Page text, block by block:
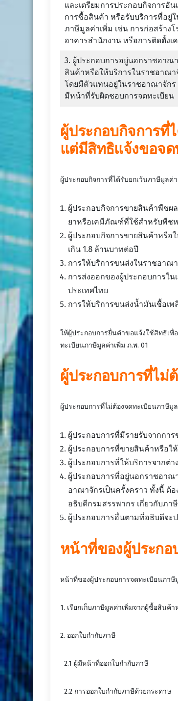
และเตรียมการประกอบกิจการอัน
การซื้อสินค้า หรือรับบริการที่อยู่ใ
ภาษีมูลค่าเพิ่ม เช่น การก่อสร้างโ
อาคารสำนักงาน หรือการติดตั้งเ
3. ผู้ประกอบการอยู่นอกราชอาณ
สินค้าหรือให้บริการในราชอาณา
โดยมีตัวแทนอยู่ในราชอาณาจักร
มีหน้าที่รับผิดชอบการจดทะเบียน
ผู้ประกอบกิจการที่
แต่มีสิทธิแจ้งขอจ
ผู้ประกอบกิจการที่ได้รับยกเว้นภาษีมูล
ผู้ประกอบกิจการขายสินค้าพืชผ
ยาหรือเคมีภัณฑ์ที่ใช้สำหรับพืช
ผู้ประกอบกิจการขายสินค้าหรือ
เกิน 1.8 ล้านบาทต่อปี
การให้บริการขนส่งในราชอาณ
การส่งออกของผู้ประกอบการใ
ประเทศไทย
การให้บริการขนส่งน้ำมันเชื้อเ
ให้ผู้ประกอบการยื่นคำขอแจ้งใช้สิทธิเ
ทะเบียนภาษีมูลค่าเพิ่ม ภ.พ. 01
ผู้ประกอบการที่ไม่
ผู้ประกอบการที่ไม่ต้องจดทะเบียนภาษีมู
ผู้ประกอบการที่มีรายรับจากกา
ผู้ประกอบการที่ขายสินค้าหรือใ
ผู้ประกอบการที่ให้บริการจากต่
ผู้ประกอบการที่อยู่นอกราชอาณ
อาณาจักรเป็นครั้งคราว ทั้งนี้ ต้
อธิบดีกรมสรรพากร เกี่ยวกับภา
ผู้ประกอบการอื่นตามที่อธิบดีจะ
หน้าที่ของผู้ประกอ
หน้าที่ของผู้ประกอบการจดทะเบียนภาษี
1. เรียกเก็บภาษีมูลค่าเพิ่มจากผู้ซื้อสินค้า
2. ออกใบกำกับภาษี
2.1 ผู้มีหน้าที่ออกใบกำกับภาษี
2.2 การออกใบกำกับภาษีด้วยกระดาษ